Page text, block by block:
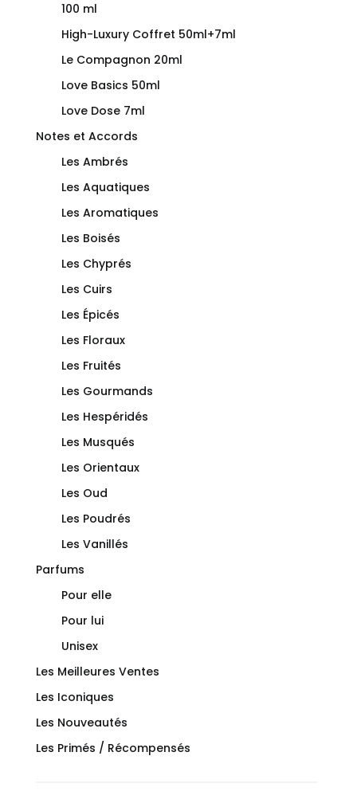
100 ml
High-Luxury Coffret 50ml+7ml
Le Compagnon 20ml
Love Basics 50ml
Love Dose 7ml
Notes et Accords
Les Ambrés
Les Aquatiques
Les Aromatiques
Les Boisés
Les Chyprés
Les Cuirs
Les Épicés
Les Floraux
Les Fruités
Les Gourmands
Les Hespéridés
Les Musqués
Les Orientaux
Les Oud
Les Poudrés
Les Vanillés
Parfums
Pour elle
Pour lui
Unisex
Les Meilleures Ventes
Les Iconiques
Les Nouveautés
Les Primés / Récompensés